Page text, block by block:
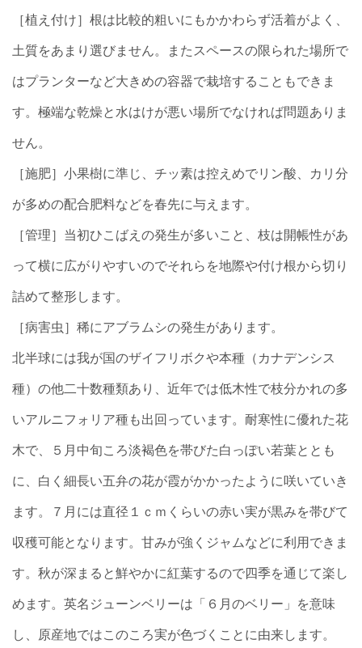
［植え付け］根は比較的粗いにもかかわらず活着がよく、
土質をあまり選びません。またスペースの限られた場所で
はプランターなど大きめの容器で栽培することもできま
す。極端な乾燥と水はけが悪い場所でなければ問題ありま
せん。
［施肥］小果樹に準じ、チッ素は控えめでリン酸、カリ分
が多めの配合肥料などを春先に与えます。
［管理］当初ひこばえの発生が多いこと、枝は開帳性があ
って横に広がりやすいのでそれらを地際や付け根から切り
詰めて整形します。
［病害虫］稀にアブラムシの発生があります。
北半球には我が国のザイフリボクや本種（カナデンシス
種）の他二十数種類あり、近年では低木性で枝分かれの多
いアルニフォリア種も出回っています。耐寒性に優れた花
木で、５月中旬ころ淡褐色を帯びた白っぽい若葉ととも
に、白く細長い五弁の花が霞がかかったように咲いていき
ます。７月には直径１ｃｍくらいの赤い実が黒みを帯びて
収穫可能となります。甘みが強くジャムなどに利用できま
す。秋が深まると鮮やかに紅葉するので四季を通じて楽し
めます。英名ジューンベリーは「６月のベリー」を意味
し、原産地ではこのころ実が色づくことに由来します。